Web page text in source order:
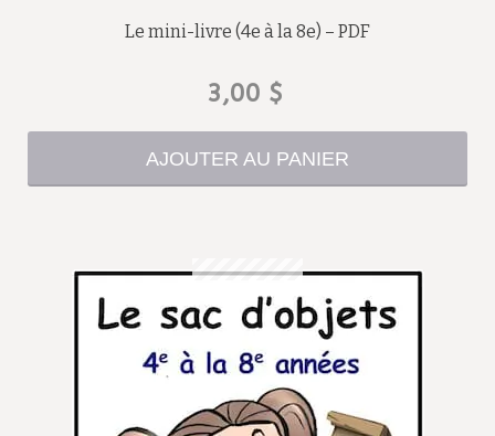
Le mini-livre (4e à la 8e) – PDF
3,00 $
AJOUTER AU PANIER